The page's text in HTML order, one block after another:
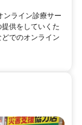
ンライン診療サー
供をしていくた
でのオンライン